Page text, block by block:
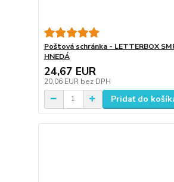
Poštová schránka - LETTERBOX
HNEDÁ
24,67 EUR
20,06 EUR bez DPH
Pridať do